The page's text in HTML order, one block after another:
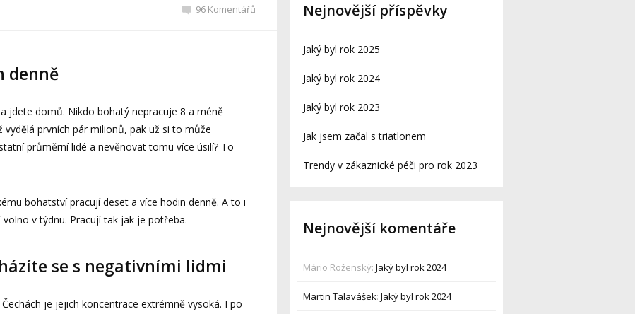
96 Komentářů
denně
jdete domů. Nikdo bohatý nepracuje 8 a méně
vydělá prvních pár milionů, pak už si to může
průměrní lidé a nevěnovat tomu více úsilí? To
bohatství pracují deset a více hodin denně. A to i
v týdnu. Pracují tak jak je potřeba.
se s negativními lidmi
je jejich koncentrace extrémně vysoká. I po
Nejnovější příspěvky
Jaký byl rok 2025
Jaký byl rok 2024
Jaký byl rok 2023
Jak jsem začal s triatlonem
Trendy v zákaznické péči pro rok 2023
Nejnovější komentáře
Mário Roženský:Jaký byl rok 2024
Martin Talavášek:Jaký byl rok 2024